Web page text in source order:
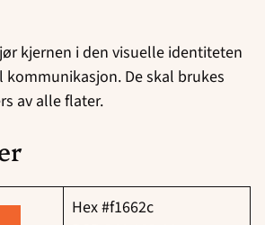
kjernen i den visuelle identiteten
De skal brukes
av alle flater.
Hex #f1662c